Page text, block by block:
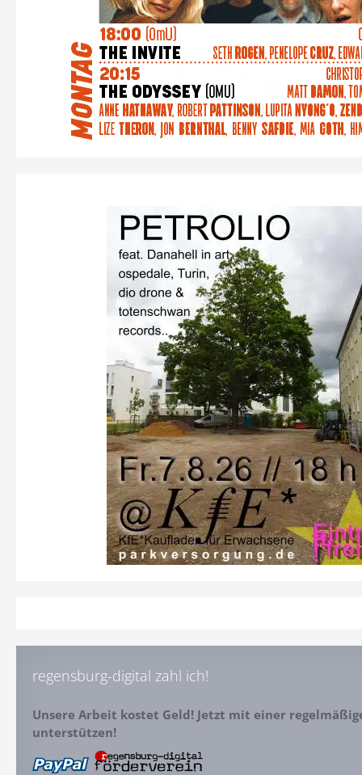
regensburg-digital zahl ich!
Unsere Arbeit kostet Geld! Jetzt mit einer
unterstützen!